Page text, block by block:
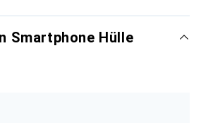
Smartphone Hülle